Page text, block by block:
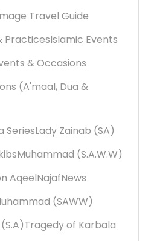
Travel Guide
PracticesIslamic Events
& Occasions
(A'maal, Dua &
SeriesLady Zainab (SA)
Muhammad (S.A.W.W)
AqeelNajafNews
(SAWW)
Tragedy of Karbala